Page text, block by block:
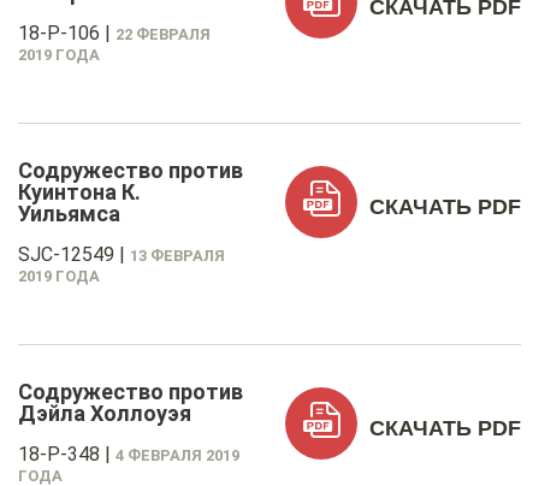
18-P-106 | 22 ФЕВРАЛЯ
2019 ГОДА
СКАЧАТЬ PDF
Содружество против
Куинтона К.
Уильямса
SJC-12549 | 13 ФЕВРАЛЯ
2019 ГОДА
СКАЧАТЬ PDF
Содружество против
Дэйла Холлоуэя
18-P-348 | 4 ФЕВРАЛЯ 2019
ГОДА
СКАЧАТЬ PDF